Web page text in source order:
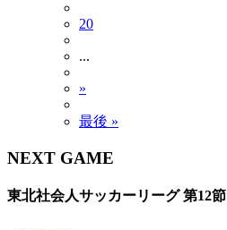
20
...
»
最後 »
NEXT GAME
東北社会人サッカーリーグ 第12節